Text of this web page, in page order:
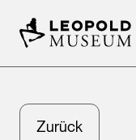
Zurück